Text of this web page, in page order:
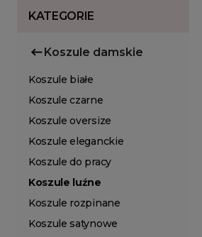
KATEGORIE
Koszule damskie
Koszule białe
Koszule czarne
Koszule oversize
Koszule eleganckie
Koszule do pracy
Koszule luźne
Koszule rozpinane
Koszule satynowe